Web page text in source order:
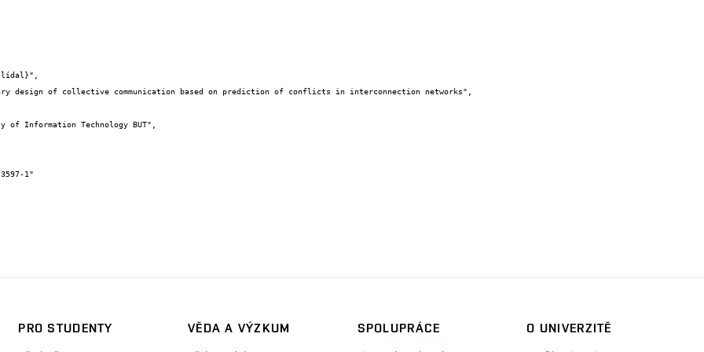
PRO STUDENTY
VĚDA A VÝZKUM
SPOLUPRÁCE
O UNIVERZITĚ